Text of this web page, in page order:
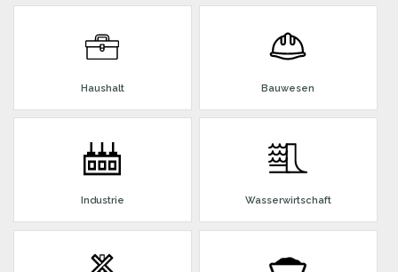
Haushalt Bauwesen
Industrie Wasserwirtschaft